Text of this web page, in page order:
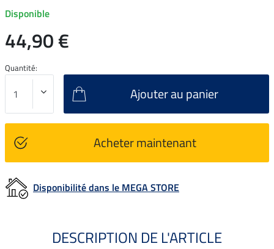
Disponible
44,90 €
Quantité:
Ajouter au panier
Acheter maintenant
Disponibilité dans le MEGA STORE
DESCRIPTION DE L'ARTICLE